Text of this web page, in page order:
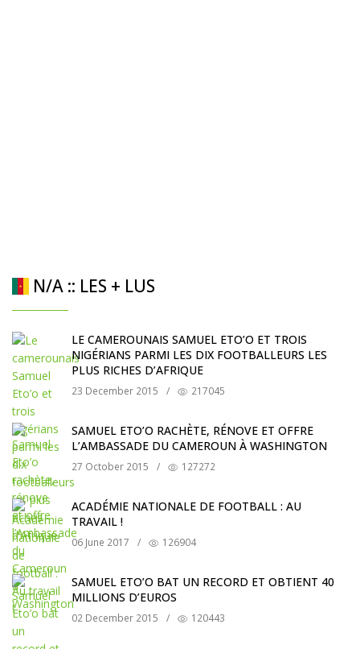
N/A :: LES + LUS
LE CAMEROUNAIS SAMUEL ETO’O ET TROIS
NIGÉRIANS PARMI LES DIX FOOTBALLEURS LES
PLUS RICHES D’AFRIQUE
23 December 2015 / 217045
SAMUEL ETO’O RACHÈTE, RÉNOVE ET OFFRE
L’AMBASSADE DU CAMEROUN À WASHINGTON
27 October 2015 / 127272
ACADÉMIE NATIONALE DE FOOTBALL : AU
TRAVAIL !
06 June 2017 / 126904
SAMUEL ETO’O BAT UN RECORD ET OBTIENT 40
MILLIONS D’EUROS
02 December 2015 / 120443